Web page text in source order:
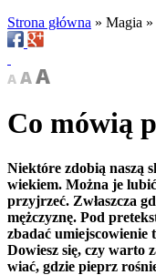
Strona główna » Magia »
Co mówią
Niektóre zdobią naszą
wiekiem. Można je
przyjrzeć. Zwłaszcza
mężczyznę. Pod
zbadać umiejscowienie
Dowiesz się, czy warto
wiać, gdzie pieprz